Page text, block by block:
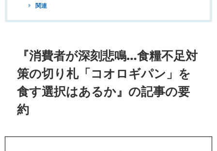
関連
『消費者が深刻悲鳴…食糧不足対
策の切り札「コオロギパン」を
食す選択はあるか』の記事の要
約